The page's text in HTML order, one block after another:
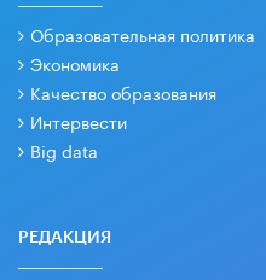
Образовательная политика
Экономика
Качество образования
Интервести
Big data
РЕДАКЦИЯ